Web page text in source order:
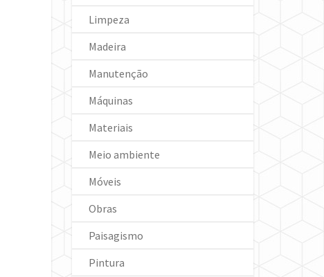
Limpeza
Madeira
Manutenção
Máquinas
Materiais
Meio ambiente
Móveis
Obras
Paisagismo
Pintura